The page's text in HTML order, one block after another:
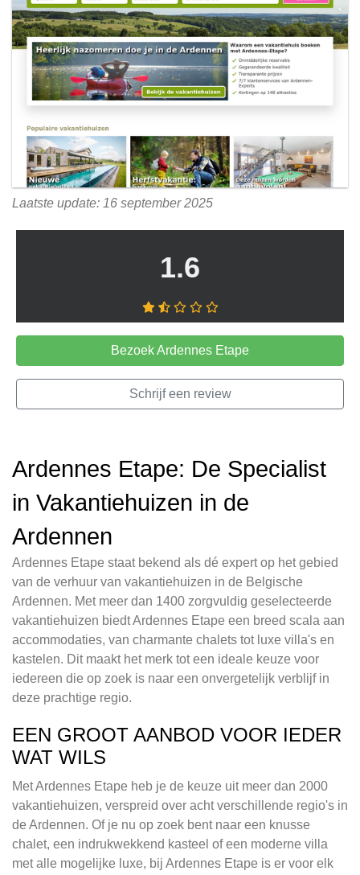
Laatste update: 16 september 2025
1.6
Bezoek Ardennes Etape
Schrijf een review
Ardennes Etape: De Specialist
in Vakantiehuizen in de
Ardennen
Ardennes Etape staat bekend als dé expert op het gebied
van de verhuur van vakantiehuizen in de Belgische
Ardennen. Met meer dan 1400 zorgvuldig geselecteerde
vakantiehuizen biedt Ardennes Etape een breed scala aan
accommodaties, van charmante chalets tot luxe villa's en
kastelen. Dit maakt het merk tot een ideale keuze voor
iedereen die op zoek is naar een onvergetelijk verblijf in
deze prachtige regio.
EEN GROOT AANBOD VOOR IEDER
WAT WILS
Met Ardennes Etape heb je de keuze uit meer dan 2000
vakantiehuizen, verspreid over acht verschillende regio's in
de Ardennen. Of je nu op zoek bent naar een knusse
chalet, een indrukwekkend kasteel of een moderne villa
met alle mogelijke luxe, bij Ardennes Etape is er voor elk